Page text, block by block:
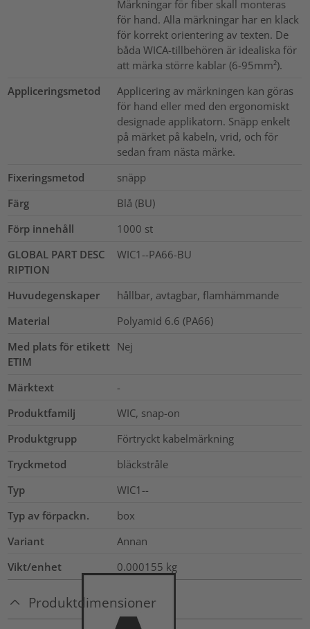
Märkningar för fiber skall monteras
för hand. Alla märkningar har en klack
för korrekt orientering av texten. De
båda WICA-tillbehören är idealiska för
att märka större kablar (6-95mm²).
Appliceringsmetod
Applicering av märkningen kan göras
för hand eller med den ergonomiskt
designade applikatorn. Snäpp enkelt
på märket på kabeln, vrid, och för
sedan fram nästa märke.
Fixeringsmetod
snäpp
Färg
Blå (BU)
Förp innehåll
1000 st
GLOBAL PART DESC
RIPTION
WIC1--PA66-BU
Huvudegenskaper
hållbar, avtagbar, flamhämmande
Material
Polyamid 6.6 (PA66)
Med plats för etikett
ETIM
Nej
Märktext
-
Produktfamilj
WIC, snap-on
Produktgrupp
Förtryckt kabelmärkning
Tryckmetod
bläckstråle
Typ
WIC1--
Typ av förpackn.
box
Variant
Annan
Vikt/enhet
0.000155 kg
Produktdimensioner